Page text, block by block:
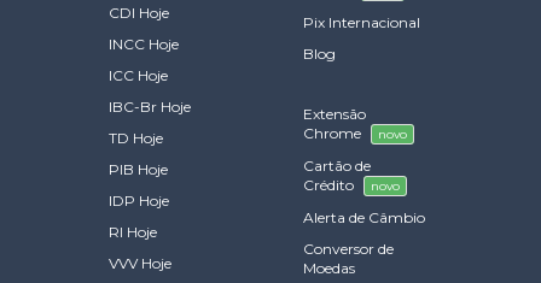
CDI Hoje
INCC Hoje
ICC Hoje
IBC-Br Hoje
TD Hoje
PIB Hoje
IDP Hoje
RI Hoje
VVV Hoje
Pix Internacional
Blog
Extensão
Chrome
novo
Cartão de
Crédito
novo
Alerta de Câmbio
Conversor de
Moedas